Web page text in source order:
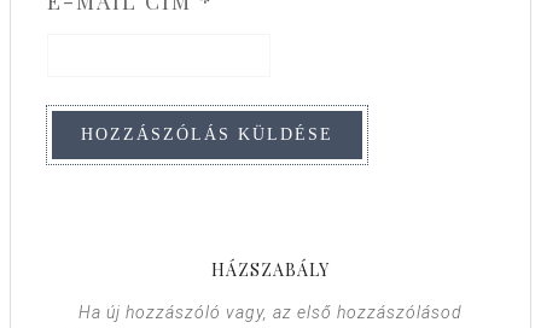
HÁZSZABÁLY
Ha új hozzászóló vagy, az első hozzászólásod